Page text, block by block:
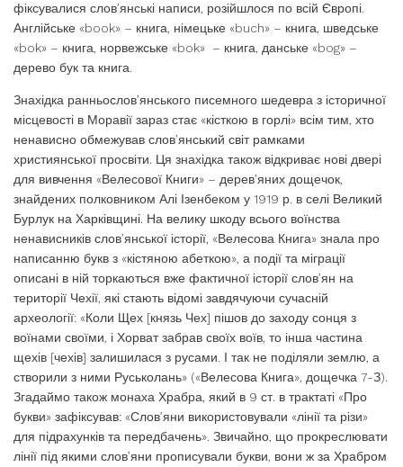
фіксувалися слов’янські написи, розійшлося по всій Європі.
Англійське «book» – книга, німецьке «buch» – книга, шведське
«bok» – книга, норвежське «bok» – книга, данське «bog» –
дерево бук та книга.
Знахідка ранньослов’янського писемного шедевра з історичної
місцевості в Моравії зараз стає «кісткою в горлі» всім тим, хто
ненависно обмежував слов’янський світ рамками
християнської просвіти. Ця знахідка також відкриває нові двері
для вивчення «Велесової Книги» – дерев’яних дощечок,
знайдених полковником Алі Ізенбеком у 1919 р. в селі Великий
Бурлук на Харківщині. На велику шкоду всього воїнства
ненависників слов’янської історії, «Велесова Книга» знала про
написанню букв з «кістяною абеткою», а події та міграції
описані в ній торкаються вже фактичної історії слов’ян на
території Чехії, які стають відомі завдячуючи сучасній
археології: «Коли Щех [князь Чех] пішов до заходу сонця з
воїнами своїми, і Хорват забрав своїх воїв, то інша частина
щехів [чехів] залишилася з русами. І так не поділяли землю, а
створили з ними Руськолань» («Велесова Книга», дощечка 7-З).
Згадаймо також монаха Храбра, який в 9 ст. в трактаті «Про
букви» зафіксував: «Слов’яни використовували «лінії та різи»
для підрахунків та передбачень». Звичайно, що прокреслювати
лінії під якими слов’яни прописували букви, вони ж за Храбром